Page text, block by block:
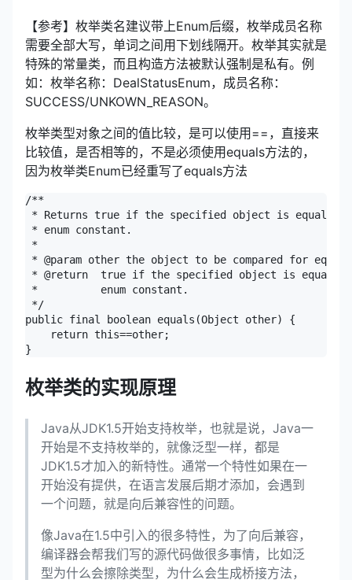
【参考】枚举类名建议带上Enum后缀，枚举成员名称
需要全部大写，单词之间用下划线隔开。枚举其实就是
特殊的常量类，而且构造方法被默认强制是私有。例
如：枚举名称：DealStatusEnum，成员名称：
SUCCESS/UNKOWN_REASON。
枚举类型对象之间的值比较，是可以使用==，直接来
比较值，是否相等的，不是必须使用equals方法的，
因为枚举类Enum已经重写了equals方法
/**
* Returns true if the specified object is equal to
* enum constant.
*
* @param other the object to be compared for
* @return  true if the specified object is equal
*          enum constant.
*/
public final boolean equals(Object other) {
    return this==other;
}
枚举类的实现原理
Java从JDK1.5开始支持枚举，也就是说，Java一
开始是不支持枚举的，就像泛型一样，都是
JDK1.5才加入的新特性。通常一个特性如果在一
开始没有提供，在语言发展后期才添加，会遇到
一个问题，就是向后兼容性的问题。
像Java在1.5中引入的很多特性，为了向后兼容，
编译器会帮我们写的源代码做很多事情，比如泛
型为什么会擦除类型，为什么会生成桥接方法，